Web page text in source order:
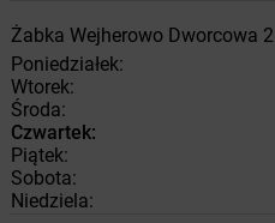
Żabka Wejherowo Dworcowa 2
Poniedziałek:
Wtorek:
Środa:
Czwartek:
Piątek:
Sobota:
Niedziela: